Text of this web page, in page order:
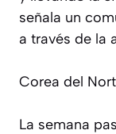
señala un
a través de la
Corea del
La semana